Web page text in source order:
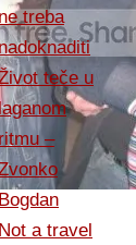
ne treba
teče u
ritmu –
Bogdan
Not a travel